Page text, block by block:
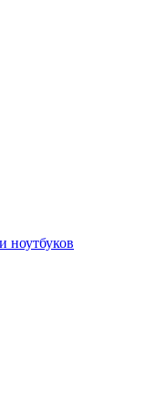
ноутбуков